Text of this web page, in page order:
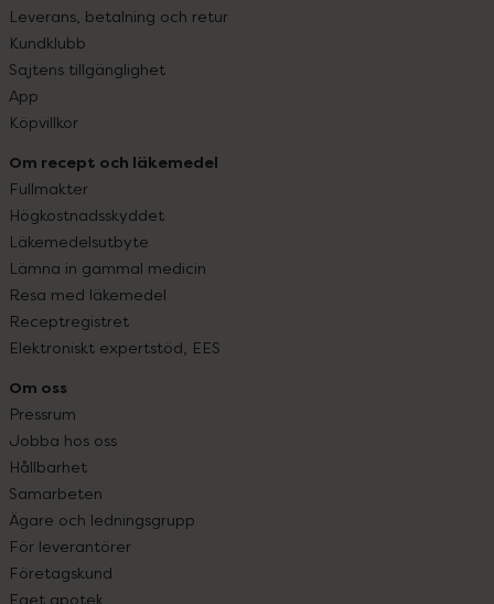
Leverans, betalning och retur
Kundklubb
Sajtens tillgänglighet
App
Köpvillkor
Om recept och läkemedel
Fullmakter
Högkostnadsskyddet
Läkemedelsutbyte
Lämna in gammal medicin
Resa med läkemedel
Receptregistret
Elektroniskt expertstöd, EES
Om oss
Pressrum
Jobba hos oss
Hållbarhet
Samarbeten
Ägare och ledningsgrupp
För leverantörer
Företagskund
Eget apotek